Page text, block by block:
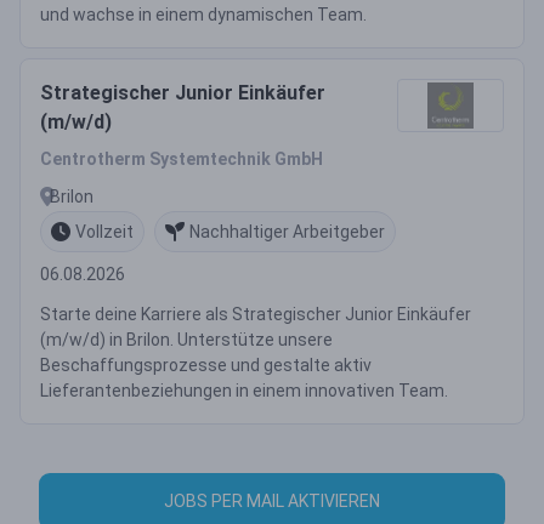
und wachse in einem dynamischen Team.
Strategischer Junior Einkäufer
(m/w/d)
Centrotherm Systemtechnik GmbH
Brilon
Vollzeit
Nachhaltiger Arbeitgeber
06.08.2026
Starte deine Karriere als Strategischer Junior Einkäufer
(m/w/d) in Brilon. Unterstütze unsere
Beschaffungsprozesse und gestalte aktiv
Lieferantenbeziehungen in einem innovativen Team.
JOBS PER MAIL AKTIVIEREN